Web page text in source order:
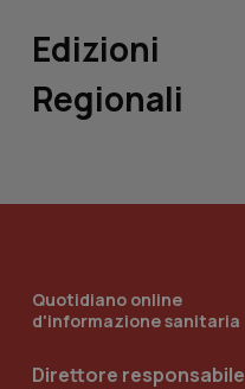
Edizioni
Regionali
Quotidiano online
d'informazione sanitaria
Direttore responsabile